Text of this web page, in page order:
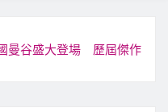
曼谷盛大登場 歷屆傑作